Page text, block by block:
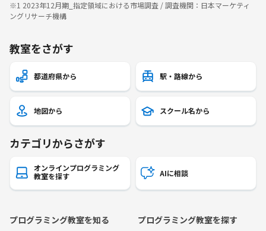
※1 2023年12月期_指定領域における市場調査 / 調査機関：日本マーケティ
ングリサーチ機構
教室をさがす
都道府県から 駅・路線から
地図から スクール名から
カテゴリからさがす
オンラインプログラミング
教室を探す
AIに相談
プログラミング教室を知る プログラミング教室を探す